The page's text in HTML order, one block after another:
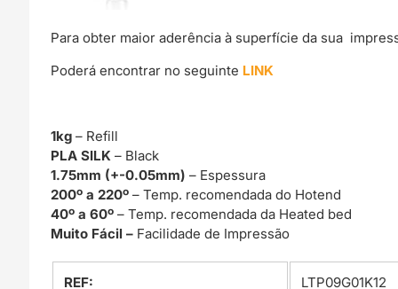
Para obter maior aderência à superfície da sua
Poderá encontrar no seguinte LINK
1kg – Refill
PLA SILK– Black
1.75mm (+-0.05mm)– Espessura
200º a 220º– Temp. recomendada do Hotend
40º a 60º– Temp. recomendada da Heated bed
Muito Fácil – Facilidade de Impressão
REF: LTP09G01K12